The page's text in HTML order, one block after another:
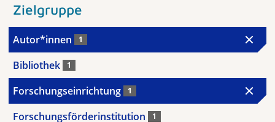
Zielgruppe
Autor*innen 1
Bibliothek 1
Forschungseinrichtung 1
Forschungsförderinstitution 1